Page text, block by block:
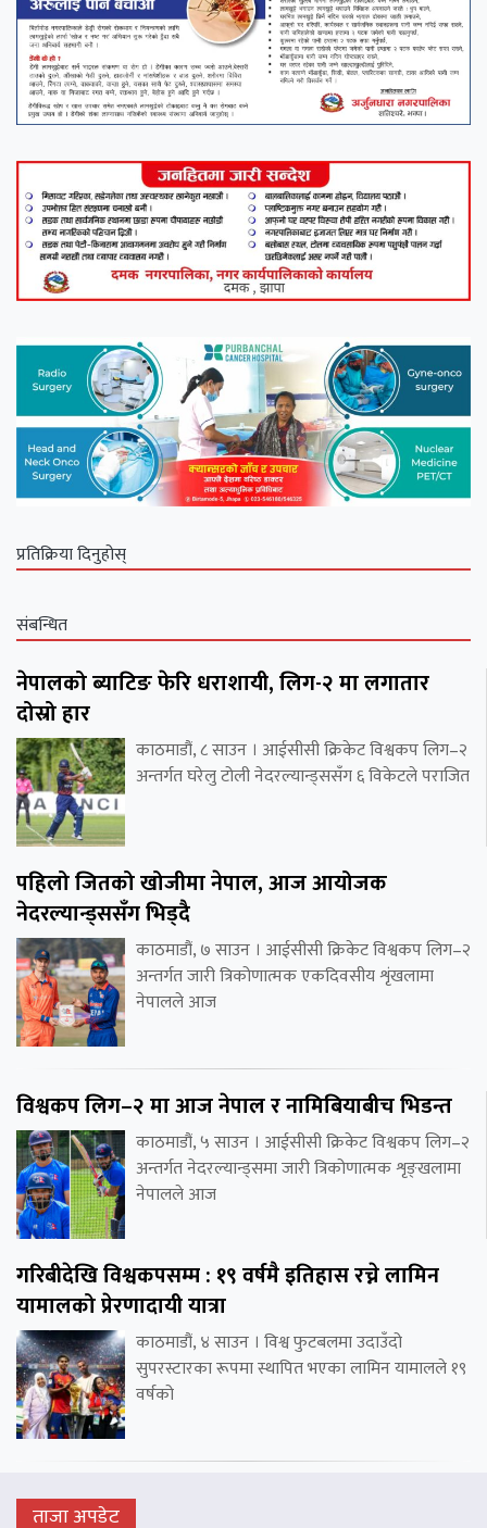
प्रतिक्रिया दिनुहोस्
संबन्धित
नेपालको ब्याटिङ फेरि धराशायी, लिग-२ मा लगातार
दोस्रो हार
काठमाडौं, ८ साउन । आईसीसी क्रिकेट विश्वकप लिग–२
अन्तर्गत घरेलु टोली नेदरल्यान्ड्ससँग ६ विकेटले पराजित
पहिलो जितको खोजीमा नेपाल, आज आयोजक
नेदरल्यान्ड्ससँग भिड्दै
काठमाडौं, ७ साउन । आईसीसी क्रिकेट विश्वकप लिग–२
अन्तर्गत जारी त्रिकोणात्मक एकदिवसीय शृंखलामा
नेपालले आज
विश्वकप लिग–२ मा आज नेपाल र नामिबियाबीच भिडन्त
काठमाडौं, ५ साउन । आईसीसी क्रिकेट विश्वकप लिग–२
अन्तर्गत नेदरल्यान्ड्समा जारी त्रिकोणात्मक शृङ्खलामा
नेपालले आज
गरिबीदेखि विश्वकपसम्म : १९ वर्षमै इतिहास रच्ने लामिन
यामालको प्रेरणादायी यात्रा
काठमाडौं, ४ साउन । विश्व फुटबलमा उदाउँदो
सुपरस्टारका रूपमा स्थापित भएका लामिन यामालले १९
वर्षको
ताजा अपडेट